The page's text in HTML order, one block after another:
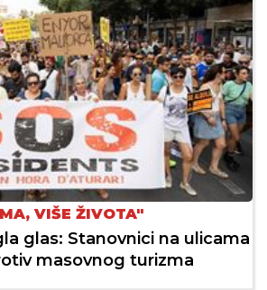
VIŠE ŽIVOTA"
glas: Stanovnici na ulicama
masovnog turizma